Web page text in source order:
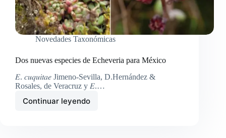
Novedades Taxonómicas
Dos nuevas especies de Echeveria para México
𝐸. 𝑐𝑢𝑞𝑢𝑖𝑡𝑎𝑒 Jimeno-Sevilla, D.Hernández &
Rosales, de Veracruz y 𝐸.…
Continuar leyendo
Dos